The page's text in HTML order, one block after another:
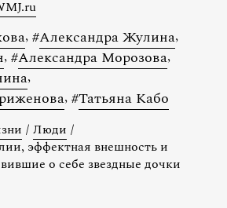
, #Александра Жулина,
, #Александра Морозова,
,
, #Татьяна Кабо
/ Люди /
эффектная внешность и
о себе звездные дочки